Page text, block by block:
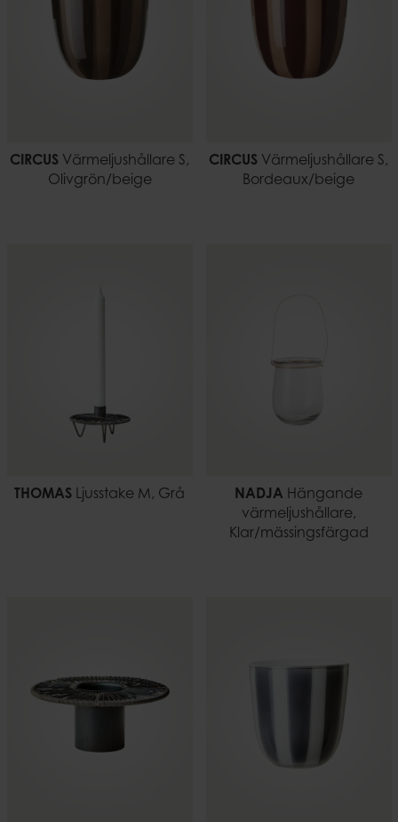
CIRCUS Värmeljushållare S,
Olivgrön/beige
CIRCUS Värmeljushållare S,
Bordeaux/beige
THOMAS Ljusstake M, Grå NADJA Hängande
värmeljushållare,
Klar/mässingsfärgad